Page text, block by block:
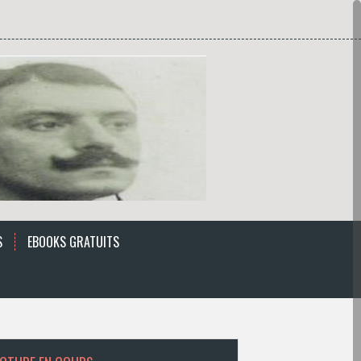
EBOOKS GRATUITS